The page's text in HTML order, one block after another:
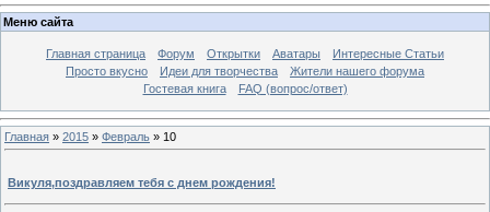
Меню сайта
Главная страница Форум Открытки Аватары
Интересные Статьи
Просто вкусно
Идеи для творчества
Жители нашего форума
Гостевая книга
FAQ (вопрос/ответ)
Главная » 2015 » Февраль » 10
Викуля,поздравляем тебя с днем рождения!